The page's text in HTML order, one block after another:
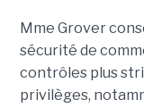
Mme Grover
sécurité de
contrôles plus
privilèges,